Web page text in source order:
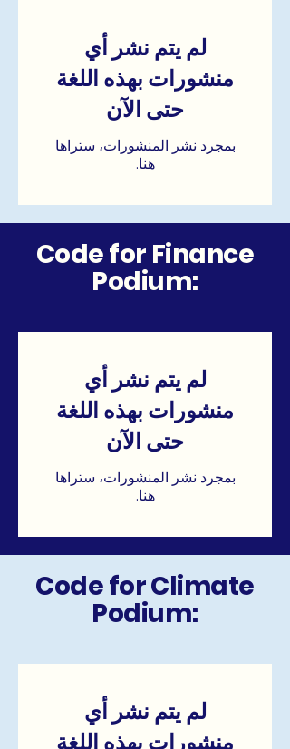
لم يتم نشر أي
منشورات بهذه اللغة
حتى الآن
بمجرد نشر المنشورات، ستراها
هنا.
Code for Finance
Podium:
لم يتم نشر أي
منشورات بهذه اللغة
حتى الآن
بمجرد نشر المنشورات، ستراها
هنا.
Code for Climate
Podium:
لم يتم نشر أي
منشورات بهذه اللغة